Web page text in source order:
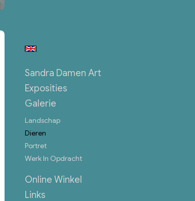
Sandra Damen Art
Exposities
Galerie
Landschap
Dieren
Portret
Werk In Opdracht
Online Winkel
Links